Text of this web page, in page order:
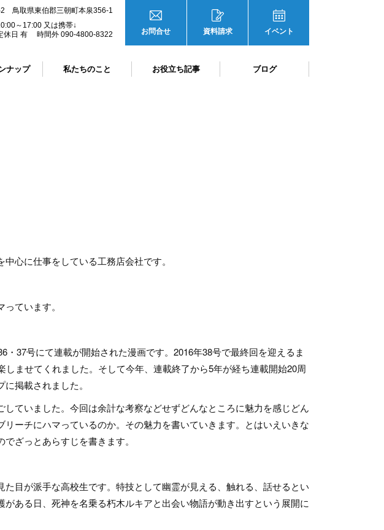
鳥取県東伯郡三朝町本泉356-1
～17:00 又は携帯↓
休日 有 時間外 090-4800-8322
ナップ 私たちのこと お役立ち記事 ブログ
お問合せ 資料請求 イベント
心に仕事をしている工務店会社です。
ています。
37号にて連載が開始された漫画です。2016年38号で最終回を迎えるま
ませてくれました。そして今年、連載終了から5年が経ち連載開始20周
掲載されました。
ていました。今回は余計な考察などせずどんなところに魅力を感じどん
ーチにハマっているのか。その魅力を書いていきます。とはいえいきな
ざっとあらすじを書きます。
目が派手な高校生です。特技として幽霊が見える、触れる、話せるとい
ある日、死神を名乗る朽木ルキアと出会い物語が動き出すという展開に